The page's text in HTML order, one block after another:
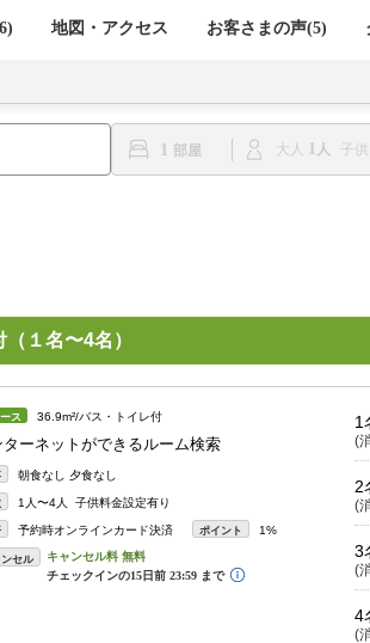
地図・アクセス お客さまの声(5)
1 大人 1 子供
１名〜4名）
ス 36.9m²/バス・トイレ付
ターネットができるルーム検索
朝食なし 夕食なし
1人〜4人 子供料金設定有り
予約時オンラインカード決済 ポイント 1%
ンセル
1
(
2
(
3
(
4
(